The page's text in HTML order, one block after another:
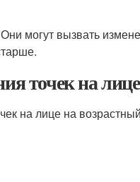
могут вызвать
точек на
на лице на